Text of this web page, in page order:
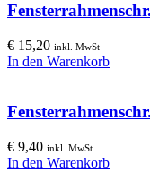
€ 15,20 inkl. MwSt
In den Warenkorb
€ 9,40 inkl. MwSt
In den Warenkorb